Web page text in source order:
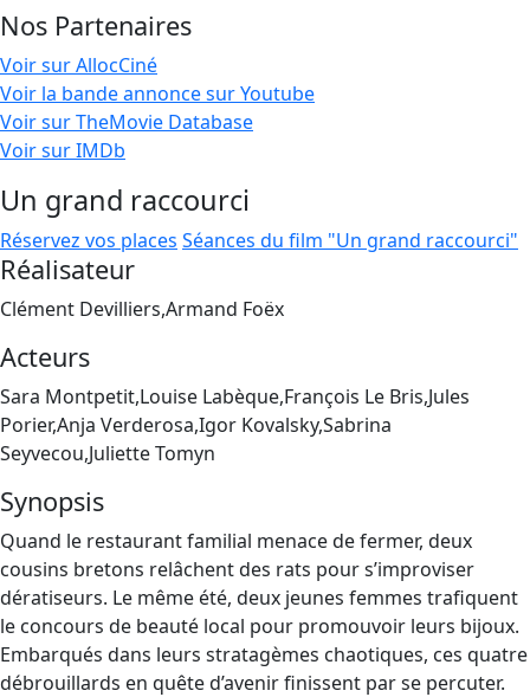
Nos Partenaires
Voir sur AllocCiné
Voir la bande annonce sur Youtube
Voir sur TheMovie Database
Voir sur IMDb
Un grand raccourci
Réservez vos places Séances du film "Un grand raccourci"
Réalisateur
Clément Devilliers,Armand Foëx
Acteurs
Sara Montpetit,Louise Labèque,François Le Bris,Jules
Porier,Anja Verderosa,Igor Kovalsky,Sabrina
Seyvecou,Juliette Tomyn
Synopsis
Quand le restaurant familial menace de fermer, deux
cousins bretons relâchent des rats pour s’improviser
dératiseurs. Le même été, deux jeunes femmes trafiquent
le concours de beauté local pour promouvoir leurs bijoux.
Embarqués dans leurs stratagèmes chaotiques, ces quatre
débrouillards en quête d’avenir finissent par se percuter.